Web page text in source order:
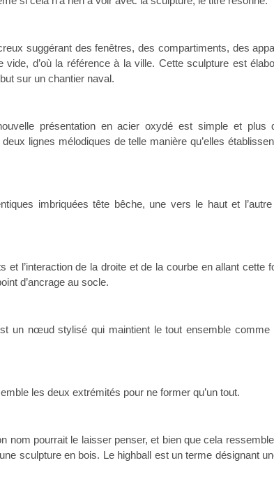
suggérant des fenêtres, des compartiments, des
d’où la référence à la ville. Cette sculpture est
sur un chantier naval.
présentation en acier oxydé est simple et plus
lignes mélodiques de telle manière qu’elles
imbriquées tête bêche, une vers le haut et
et l’interaction de la droite et de la courbe en allant cette
d’ancrage au socle.
un nœud stylisé qui maintient le tout ensemble comme
les deux extrémités pour ne former qu’un tout.
nom pourrait le laisser penser, et bien que cela
sculpture en bois. Le highball est un terme désignant